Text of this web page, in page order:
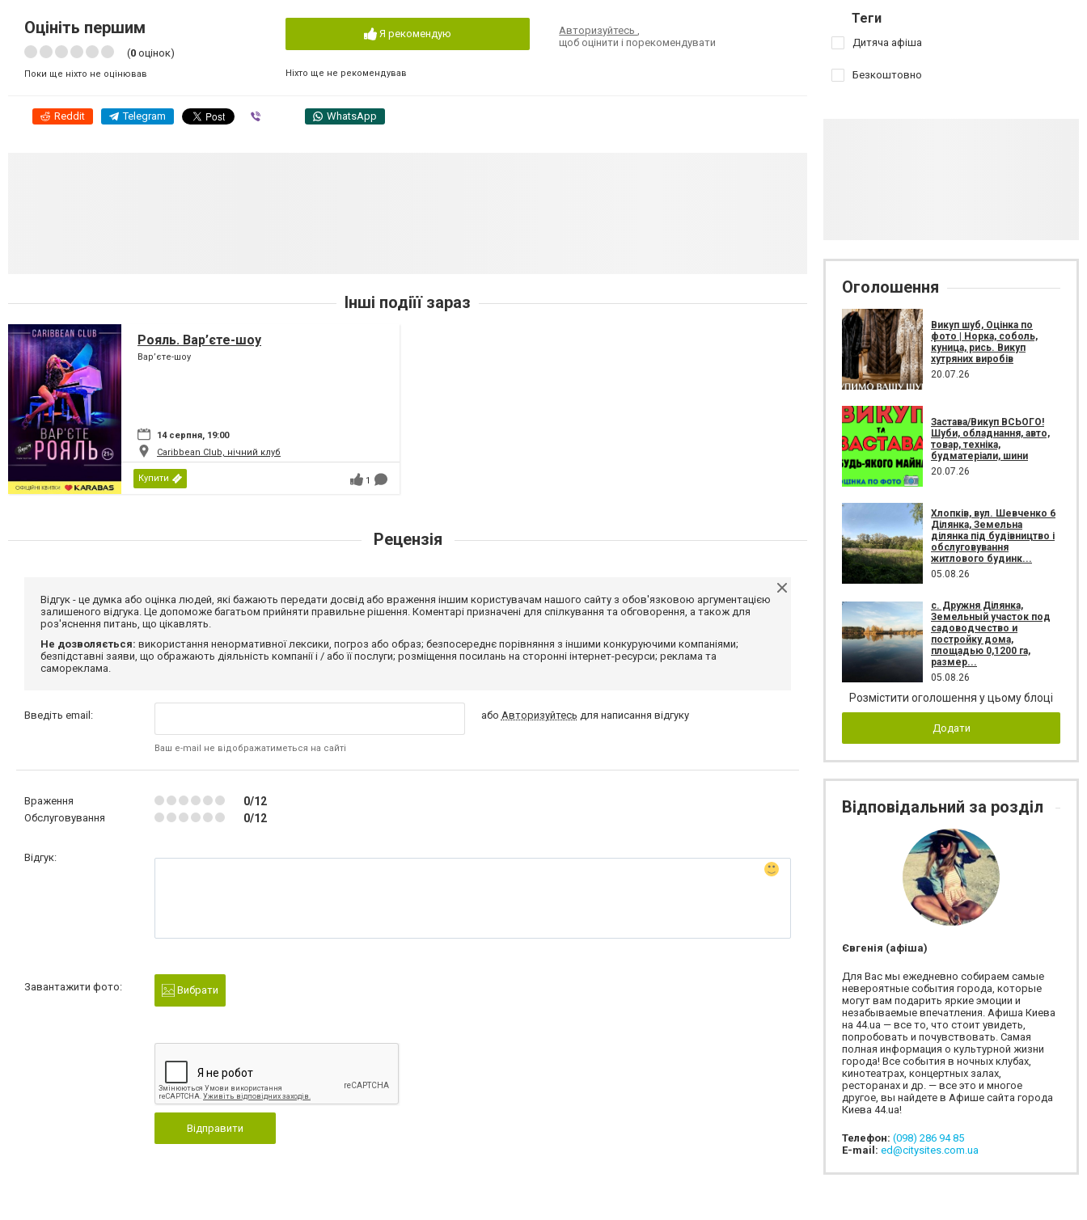
Оцініть першим
(0 оцінок)
Поки ще ніхто не оцінював
Я рекомендую
Ніхто ще не рекомендував
Авторизуйтесь
щоб оцінити і порекомендувати
Reddit Telegram WhatsApp
Інші подіїї зараз
Рояль. Вар’єте-шоу
Вар’єте-шоу
14 серпня, 19:00
Caribbean Club, нічний клуб
Купити 1
Рецензія
Відгук - це думка або оцінка людей, які бажають передати досвід або враження іншим користувачам нашого сайту з обов'язковою аргументацією
залишеного відгука. Це допоможе багатьом прийняти правильне рішення. Коментарі призначені для спілкування та обговорення, а також для
роз'яснення питань, що цікавлять.
Не дозволяється: використання ненормативної лексики, погроз або образ; безпосереднє порівняння з іншими конкуруючими компаніями;
безпідставні заяви, що ображають діяльність компанії і / або її послуги; розміщення посилань на сторонні інтернет-ресурси; реклама та
самореклама.
Введіть email:
Ваш e-mail не відображатиметься на сайті
або Авторизуйтесь для написання відгуку
Враження 0/12
Обслуговування 0/12
Відгук:
Завантажити фото: Вибрати
Відправити
Теги
Дитяча афіша
Безкоштовно
Оголошення
Викуп шуб, Оцінка по
фото | Норка, соболь,
куница, рись. Викуп
хутряних виробів
20.07.26
Застава/Викуп ВСЬОГО!
Шуби, обладнання, авто,
товар, техніка,
будматеріали, шини
20.07.26
Хлопків, вул. Шевченко 6
Ділянка, Земельна
ділянка під будівництво і
обслуговування
житлового будинк...
05.08.26
с. Дружня Ділянка,
Земельный участок под
садоводчество и
постройку дома,
площадью 0,1200 га,
размер...
05.08.26
Розмістити оголошення у цьому блоці
Додати
Відповідальний за розділ
Євгенія (афіша)
Для Вас мы ежедневно собираем самые
невероятные события города, которые
могут вам подарить яркие эмоции и
незабываемые впечатления. Афиша Киева
на 44.ua — все то, что стоит увидеть,
попробовать и почувствовать. Самая
полная информация о культурной жизни
города! Все события в ночных клубах,
кинотеатрах, концертных залах,
ресторанах и др. — все это и многое
другое, вы найдете в Афише сайта города
Киева 44.ua!
Телефон: (098) 286 94 85
E-mail: ed@citysites.com.ua